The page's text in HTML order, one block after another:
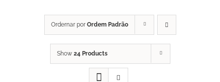
Ordernar por Ordem Padrão
Show 24 Products